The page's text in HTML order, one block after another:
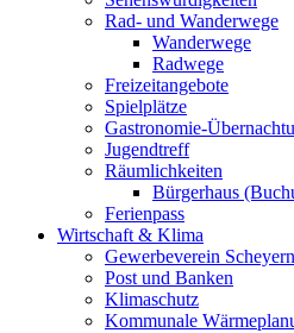
Rad- und Wanderwege
Wanderwege
Radwege
Freizeitangebote
Spielplätze
Gastronomie-
Jugendtreff
Räumlichkeiten
Bürgerhaus
Ferienpass
Wirtschaft & Klima
Gewerbeverein Scheyern
Post und Banken
Klimaschutz
Kommunale